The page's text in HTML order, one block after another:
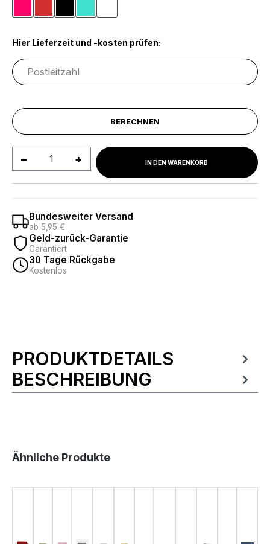
PinkRot Schwarz
TürkisWeiß
Hier Lieferzeit und -kosten prüfen:
BERECHNEN
Produkt Anzahl: Gib denIN DEN WARENKORB
Bundesweiter Versand
ab 5,95 €
Geld-zurück-Garantie
Garantiert
30 Tage Rückgabe
Kostenlos
Produktinformationen
PRODUKTDETAILS
BESCHREIBUNG
Produktgalerie überspringen
Ähnliche Produkte